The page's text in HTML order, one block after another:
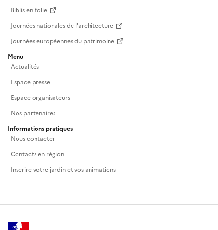
Biblis en folie
Journées nationales de l'architecture
Journées européennes du patrimoine
Menu
Actualités
Espace presse
Espace organisateurs
Nos partenaires
Informations pratiques
Nous contacter
Contacts en région
Inscrire votre jardin et vos animations